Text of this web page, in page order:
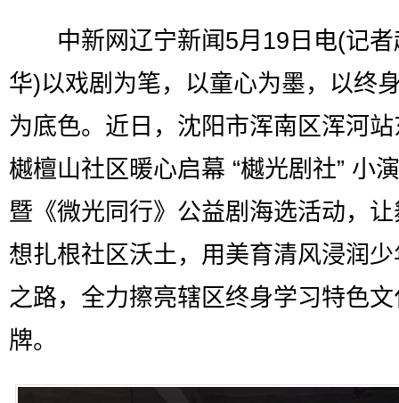
中新网辽宁新闻5月19日电(记者
华)以戏剧为笔，以童心为墨，以终
为底色。近日，沈阳市浑南区浑河
樾檀山社区暖心启幕 “樾光剧社” 小
暨《微光同行》公益剧海选活动，
想扎根社区沃土，用美育清风浸润
之路，全力擦亮辖区终身学习特色
牌。